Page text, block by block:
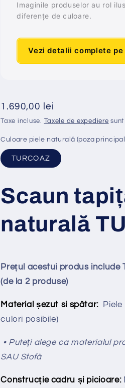
Imaginile produselor au rol
diferențe de culoare.
Vezi detalii complete pe
Preț
obișnuit
1.690,00 lei
Taxe incluse. Taxele de expediere
Culoare piele naturală (poza
TURCOAZ
Scaun tapiț
naturală
Prețul acestui produs include
(de la 2 produse)
Material șezut si spătar:
culori posibile)
• Puteți alege ca materialul
SAU Stofă
Construcție cadru și picioare: